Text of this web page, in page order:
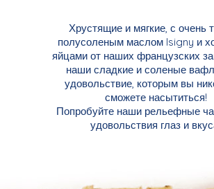
Хрустящие и мягкие, с очень
полусоленым маслом Isigny и
яйцами от наших французских
наши сладкие и соленые
удовольствие, которым вы
сможете насытиться!
Попробуйте наши рельефные
удовольствия глаз и